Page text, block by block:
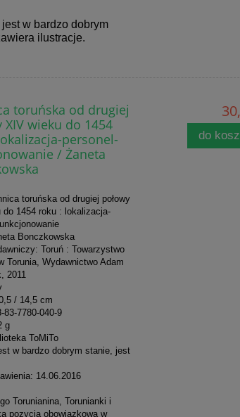
jest w bardzo dobrym
ilustracje.
toruńska od drugiej
XIV wieku do 1454
personel-
/ Żaneta
toruńska od drugiej połowy
do 1454 roku : lokalizacja-
Bonczkowska
Toruń : Towarzystwo
Torunia, Wydawnictwo Adam
2011
/ 14,5 cm
83-7780-040-9
g
ToMiTo
w bardzo dobrym stanie, jest
14.06.2016
Torunianina, Torunianki i
pozycja obowiązkowa w
do